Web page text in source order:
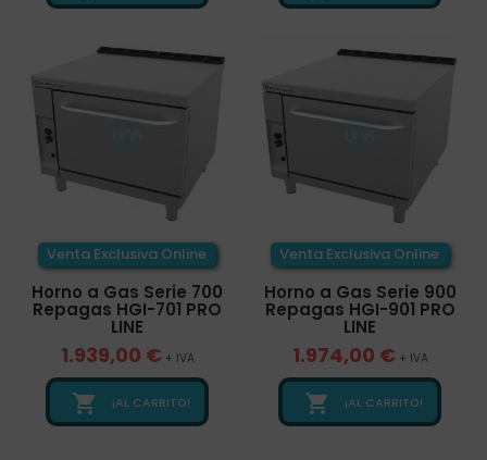
Venta Exclusiva Online
Horno a Gas Serie 700
Repagas HGI-701 PRO
LINE
1.939,00 € + IVA
 ¡AL CARRITO!
Venta Exclusiva Online
Horno a Gas Serie 900
Repagas HGI-901 PRO
LINE
1.974,00 € + IVA
 ¡AL CARRITO!